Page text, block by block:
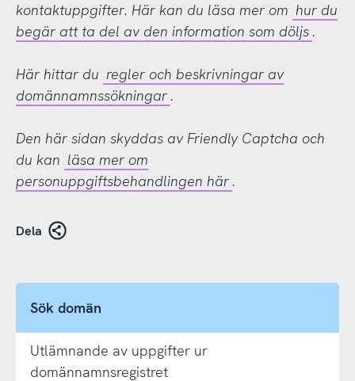
kontaktuppgifter. Här kan du läsa mer om hur du
begär att ta del av den information som döljs .
Här hittar du regler och beskrivningar av
domännamnssökningar .
Den här sidan skyddas av Friendly Captcha och
du kan läsa mer om
personuppgiftsbehandlingen här .
Dela
Sök domän
Utlämnande av uppgifter ur
domännamnsregistret